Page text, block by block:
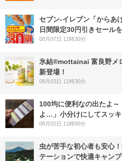
セブン‐イレブン「からあ
日間限定30円引きセール
08月07日 11時30分
氷結®mottainai 富良野メ
新登場！
08月03日 11時30分
100均に便利なの出たよ
よ…」小分けにしてスッ
08月02日 11時00分
虫が苦手な初心者も安心
テーションで快適キャン